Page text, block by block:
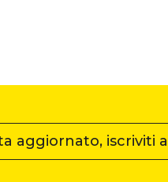
aggiornato, iscriviti